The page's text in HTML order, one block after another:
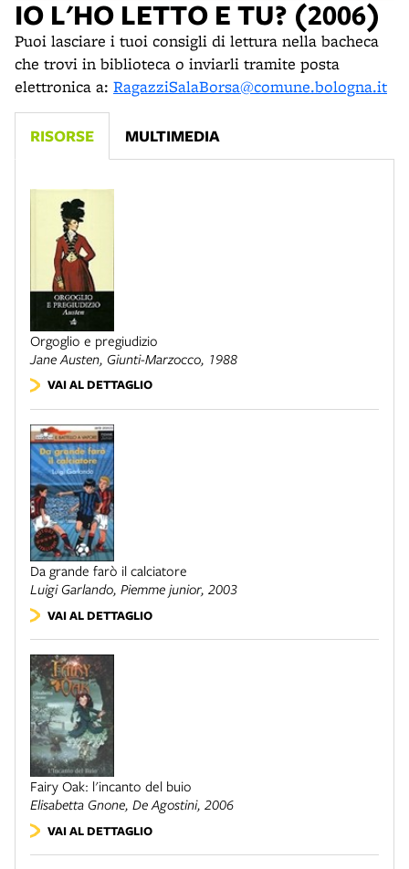
IO L'HO LETTO E TU? (2006)
Puoi lasciare i tuoi consigli di lettura nella bacheca
che trovi in biblioteca o inviarli tramite posta
elettronica a: RagazziSalaBorsa@comune.bologna.it
RISORSE MULTIMEDIA
Orgoglio e pregiudizio
Jane Austen, Giunti-Marzocco, 1988
VAI AL DETTAGLIO
Da grande farò il calciatore
Luigi Garlando, Piemme junior, 2003
VAI AL DETTAGLIO
Fairy Oak: l'incanto del buio
Elisabetta Gnone, De Agostini, 2006
VAI AL DETTAGLIO